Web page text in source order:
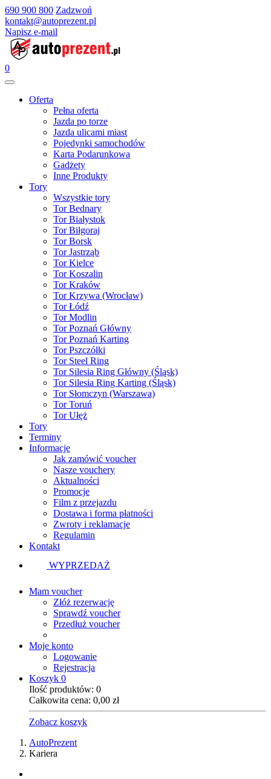
690 900 800 Zadzwoń
kontakt@autoprezent.pl
Napisz e-mail
0
Oferta
Pełna oferta
Jazda po torze
Jazda ulicami miast
Pojedynki samochodów
Karta Podarunkowa
Gadżety
Inne Produkty
Tory
Wszystkie tory
Tor Bednary
Tor Białystok
Tor Biłgoraj
Tor Borsk
Tor Jastrząb
Tor Kielce
Tor Koszalin
Tor Kraków
Tor Krzywa (Wrocław)
Tor Łódź
Tor Modlin
Tor Poznań Główny
Tor Poznań Karting
Tor Pszczółki
Tor Steel Ring
Tor Silesia Ring Główny (Śląsk)
Tor Silesia Ring Karting (Śląsk)
Tor Słomczyn (Warszawa)
Tor Toruń
Tor Ułęż
Tory
Terminy
Informacje
Jak zamówić voucher
Nasze vouchery
Aktualności
Promocje
Film z przejazdu
Dostawa i forma płatności
Zwroty i reklamacje
Regulamin
Kontakt
WYPRZEDAŻ
Mam voucher
Złóż rezerwację
Sprawdź voucher
Przedłuż voucher
Moje konto
Logowanie
Rejestracja
Koszyk 0
Ilość produktów: 0
Całkowita cena: 0,00 zł
Zobacz koszyk
AutoPrezent
Kariera